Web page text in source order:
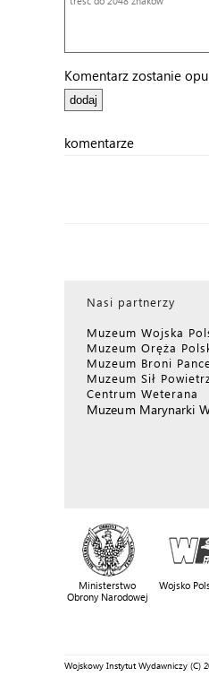
Komentarz zostanie
komentarze
Nasi partnerzy
Muzeum Wojska
Muzeum Oręża
Muzeum Broni
Muzeum Sił
Centrum Weterana
Muzeum Marynarki
Ministerstwo
Obrony Narodowej
Wojsko
Wojskowy Instytut Wydawniczy (C)